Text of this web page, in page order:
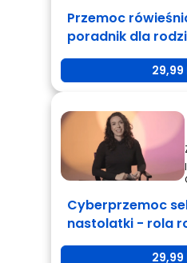
Przemoc
poradnik dla
29,99
Cyberprzemoc
nastolatki - rola
29,99